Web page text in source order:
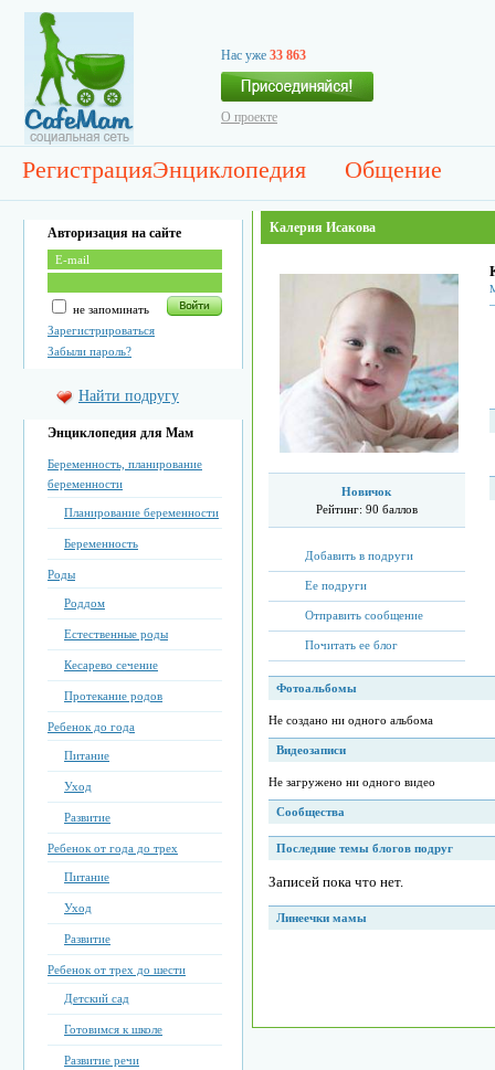
Нас уже 33 863
О проекте
РегистрацияЭнциклопедия Общение
Авторизация на сайте
не запоминать
Зарегистрироваться
Забыли пароль?
Найти подругу
Энциклопедия для Мам
Беременность, планирование
беременности
Планирование беременности
Беременность
Роды
Роддом
Естественные роды
Кесарево сечение
Протекание родов
Ребенок до года
Питание
Уход
Развитие
Ребенок от года до трех
Питание
Уход
Развитие
Ребенок от трех до шести
Детский сад
Готовимся к школе
Развитие речи
Калерия Исакова
Новичок
Рейтинг: 90 баллов
Добавить в подруги
Ее подруги
Отправить сообщение
Почитать ее блог
Фотоальбомы
Не создано ни одного альбома
Видеозаписи
Не загружено ни одного видео
Сообщества
Последние темы блогов подруг
Записей пока что нет.
Линеечки мамы